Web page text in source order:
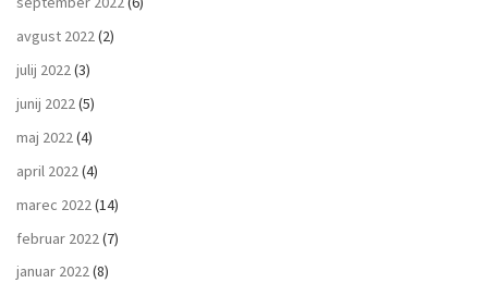
avgust 2022(2)
julij 2022(3)
junij 2022(5)
maj 2022(4)
april 2022(4)
marec 2022(14)
februar 2022 (7)
januar 2022(8)